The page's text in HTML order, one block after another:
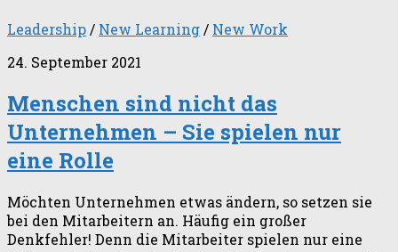
Leadership / New Learning / New Work
24. September 2021
Menschen sind nicht das
Unternehmen – Sie spielen nur
eine Rolle
Möchten Unternehmen etwas ändern, so setzen sie
bei den Mitarbeitern an. Häufig ein großer
Denkfehler! Denn die Mitarbeiter spielen nur eine